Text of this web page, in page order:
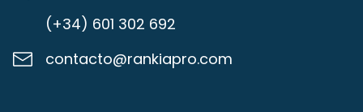
(+34) 601 302 692
contacto@rankiapro.com